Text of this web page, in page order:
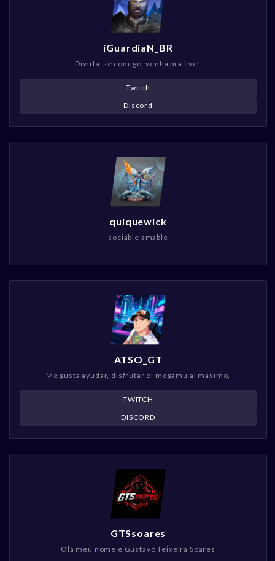
iGuardiaN_BR
Divirta-se comigo, venha pra live!
Twitch
Discord
quiquewick
sociable amable
ATSO_GT
Me gusta ayudar, disfrutar el megamu al maximo,
TWITCH
DISCORD
GTSsoares
Olá meu nome é Gustavo Teixeira Soares